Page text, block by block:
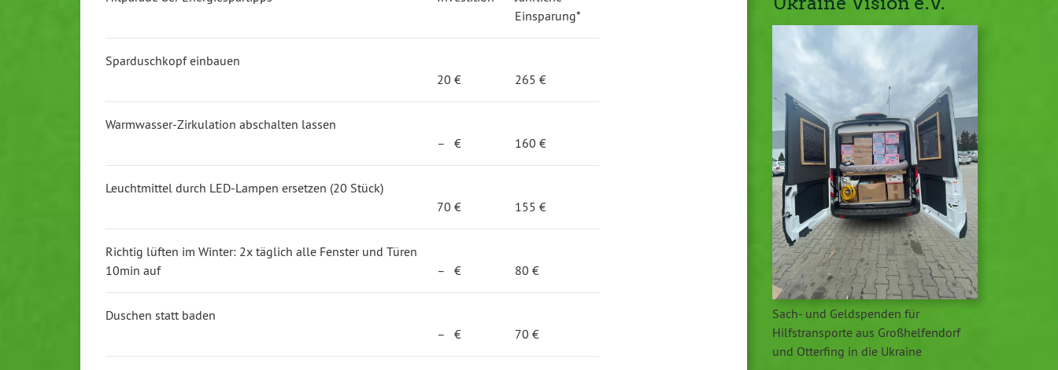
Einsparung*
Sparduschkopf einbauen
20 €
265 €
Warmwasser-Zirkulation abschalten lassen
– €
160 €
Leuchtmittel durch LED-Lampen ersetzen (20 Stück)
70 €
155 €
Richtig lüften im Winter: 2x täglich alle Fenster und Türen
10min auf
– € 80 €
Duschen statt baden
– €
70 €
Sach- und Geldspenden für
Hilfstransporte aus Großhelfendorf
und Otterfing in die Ukraine